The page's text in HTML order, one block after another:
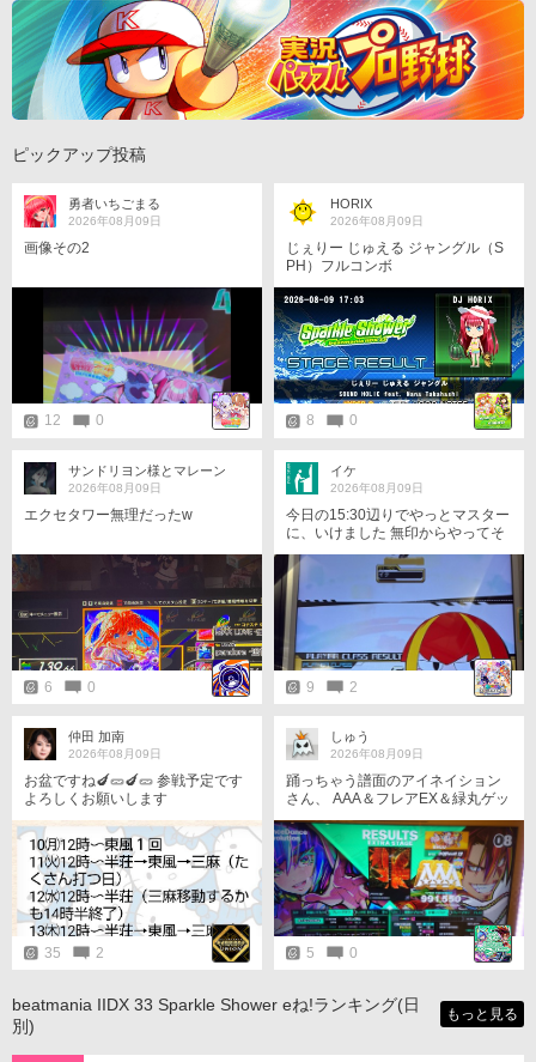
ピックアップ投稿
勇者いちごまる
2026年08月09日
画像その2
12 0
HORIX
2026年08月09日
じぇりー じゅえる ジャングル（S
PH）フルコンボ
8 0
サンドリヨン様とマレーン
2026年08月09日
エクセタワー無理だったw
6 0
イケ
2026年08月09日
今日の15:30辺りでやっとマスター
に、いけました 無印からやってそ
1年半の活動休止してそして復帰と
ブランクありでやっとパスタにい
けて そこから5年間パスタ地獄か
ら抜けてようやくマスターに、い
けました
9 2
仲田 加南
2026年08月09日
お盆ですね🍆🥒🍆🥒 参戦予定です
よろしくお願いします
35 2
しゅう
2026年08月09日
踊っちゃう譜面のアイネイション
さん、 AAA＆フレアEX＆緑丸ゲッ
トです！ パフェコンも取れる譜面
だけど、 13なんでこれで良し！ ち
ょっと速いけど、12でも問題なさ
そうな譜面です。
5 0
beatmania IIDX 33 Sparkle Shower eね!ランキング(日
別)
もっと見る